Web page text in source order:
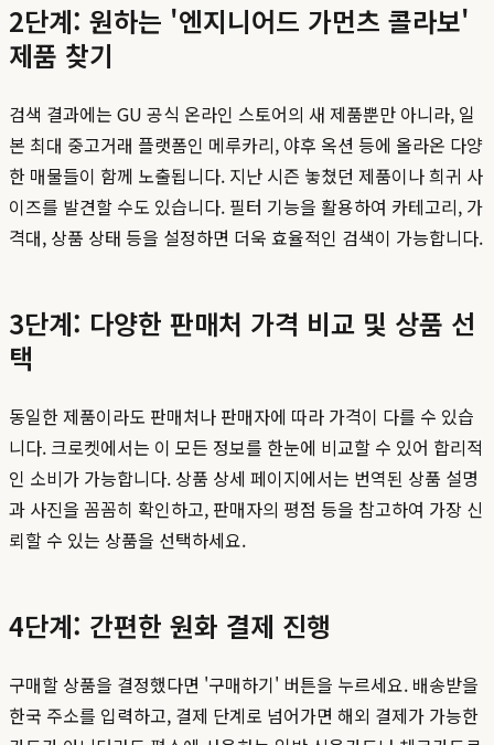
2단계: 원하는 '엔지니어드 가먼츠 콜라보'
제품 찾기
검색 결과에는 GU 공식 온라인 스토어의 새 제품뿐만 아니라, 일
본 최대 중고거래 플랫폼인 메루카리, 야후 옥션 등에 올라온 다양
한 매물들이 함께 노출됩니다. 지난 시즌 놓쳤던 제품이나 희귀 사
이즈를 발견할 수도 있습니다. 필터 기능을 활용하여 카테고리, 가
격대, 상품 상태 등을 설정하면 더욱 효율적인 검색이 가능합니다.
3단계: 다양한 판매처 가격 비교 및 상품 선
택
동일한 제품이라도 판매처나 판매자에 따라 가격이 다를 수 있습
니다. 크로켓에서는 이 모든 정보를 한눈에 비교할 수 있어 합리적
인 소비가 가능합니다. 상품 상세 페이지에서는 번역된 상품 설명
과 사진을 꼼꼼히 확인하고, 판매자의 평점 등을 참고하여 가장 신
뢰할 수 있는 상품을 선택하세요.
4단계: 간편한 원화 결제 진행
구매할 상품을 결정했다면 '구매하기' 버튼을 누르세요. 배송받을
한국 주소를 입력하고, 결제 단계로 넘어가면 해외 결제가 가능한